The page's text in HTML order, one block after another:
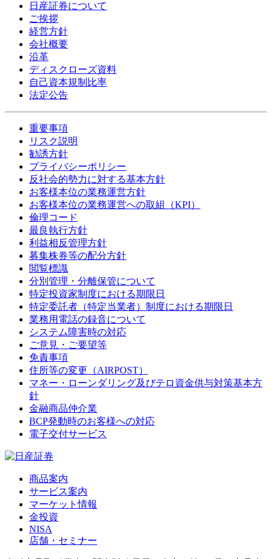
日産証券について
ご挨拶
経営方針
会社概要
沿革
ディスクローズ資料
自己資本規制比率
法定公告
重要事項
リスク説明
勧誘方針
プライバシーポリシー
反社会的勢力に対する基本方針
お客様本位の業務運営方針
お客様本位の業務運営への取組（KPI）
倫理コード
最良執行方針
利益相反管理方針
募集株券等の配分方針
閲覧標識
分別管理・分離保管について
特定投資家制度における期限日
特定委託者（特定当業者）制度における期限日
業務用電話の録音について
システム障害時の対応
ご意見・ご要望等
免責事項
住所等の変更（AIRPOST）
マネー・ローンダリング及びテロ資金供与対策基本方
針
金融商品仲介業
BCP発動時のお客様への対応
電子交付サービス
商品案内
サービス案内
マーケット情報
金投資
NISA
店舗・セミナー